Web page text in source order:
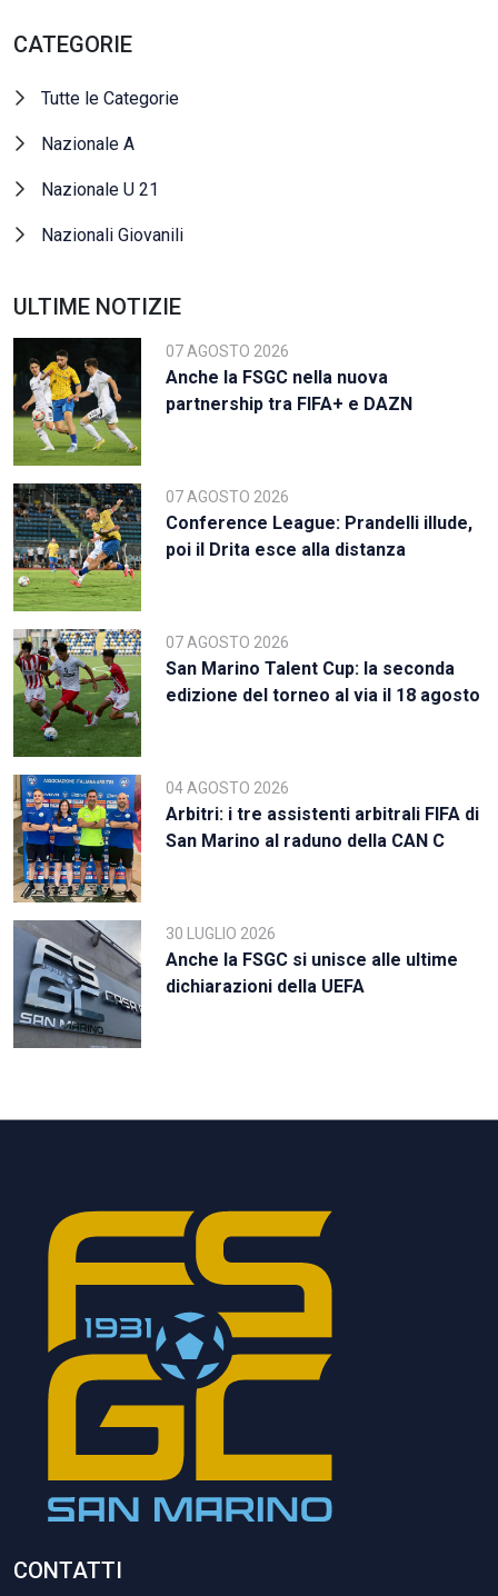
CATEGORIE
Tutte le Categorie
Nazionale A
Nazionale U 21
Nazionali Giovanili
ULTIME NOTIZIE
07 AGOSTO 2026
Anche la FSGC nella nuova
partnership tra FIFA+ e DAZN
07 AGOSTO 2026
Conference League: Prandelli illude,
poi il Drita esce alla distanza
07 AGOSTO 2026
San Marino Talent Cup: la seconda
edizione del torneo al via il 18 agosto
04 AGOSTO 2026
Arbitri: i tre assistenti arbitrali FIFA di
San Marino al raduno della CAN C
30 LUGLIO 2026
Anche la FSGC si unisce alle ultime
dichiarazioni della UEFA
CONTATTI